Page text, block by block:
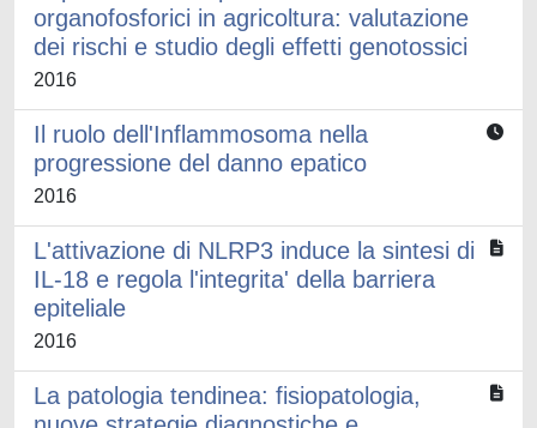
organofosforici in agricoltura: valutazione
dei rischi e studio degli effetti genotossici
2016
Il ruolo dell'Inflammosoma nella
progressione del danno epatico
2016
L'attivazione di NLRP3 induce la sintesi di
IL-18 e regola l'integrita' della barriera
epiteliale
2016
La patologia tendinea: fisiopatologia,